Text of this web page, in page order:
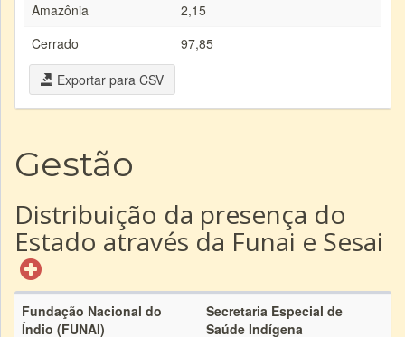
Amazônia
2,15
Cerrado
97,85
Exportar para CSV
Gestão
Distribuição da presença do
Estado através da Funai e Sesai
Fundação Nacional do
Índio (FUNAI)
Secretaria Especial de
Saúde Indígena